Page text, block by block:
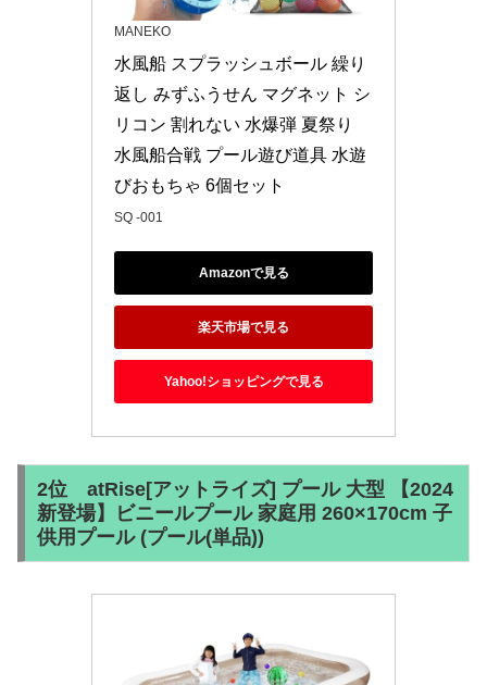
MANEKO
水風船 スプラッシュボール 繰り
返し みずふうせん マグネット シ
リコン 割れない 水爆弾 夏祭り
水風船合戦 プール遊び道具 水遊
びおもちゃ 6個セット
SQ -001
Amazonで見る
楽天市場で見る
Yahoo!ショッピングで見る
2位 atRise[アットライズ] プール 大型 【2024
新登場】ビニールプール 家庭用 260×170cm 子
供用プール (プール(単品))